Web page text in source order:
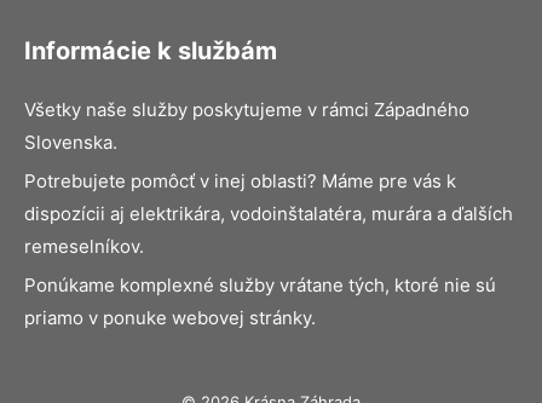
Informácie k službám
Všetky naše služby poskytujeme v rámci Západného
Slovenska.
Potrebujete pomôcť v inej oblasti? Máme pre vás k
dispozícii aj elektrikára, vodoinštalatéra, murára a ďalších
remeselníkov.
Ponúkame komplexné služby vrátane tých, ktoré nie sú
priamo v ponuke webovej stránky.